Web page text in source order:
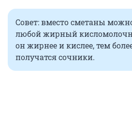
Совет: вместо сметаны
любой жирный
он жирнее и кислее, тем
получатся сочники.